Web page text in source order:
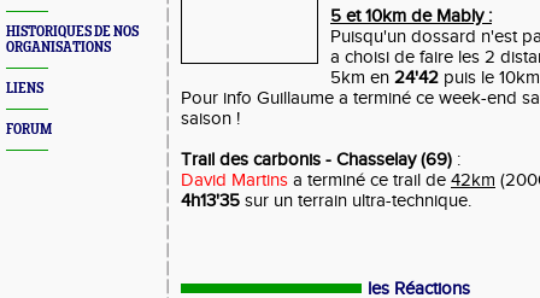
HISTORIQUES DE NOS
ORGANISATIONS
LIENS
FORUM
5 et 10km de Mably :
Puisqu'un dossard n'est
a choisi de faire les 2
5km en 24'42 puis le
Pour info Guillaume a terminé ce week-end
saison !
Trail des carbonis - Chasselay (69) :
David Martins a terminé ce trail de 42km
4h13'35 sur un terrain ultra-technique.
les Réactions